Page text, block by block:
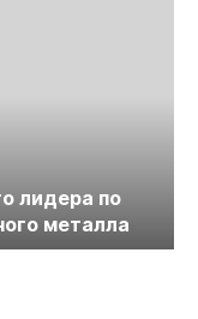
лидера по
металла